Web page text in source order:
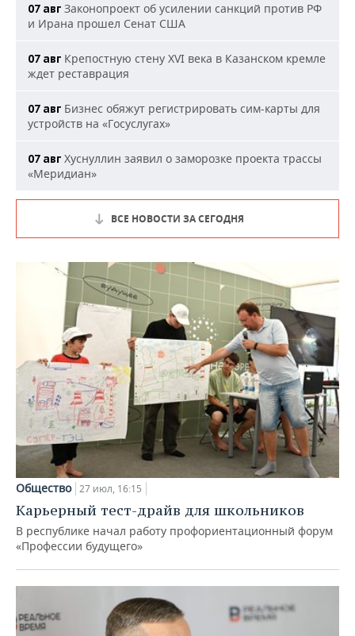
07 авг Законопроект об усилении санкций против РФ
и Ирана прошел Сенат США
07 авг Крепостную стену XVI века в Казанском кремле
ждет реставрация
07 авг Бизнес обяжут регистрировать сим-карты для
устройств на «Госуслугах»
07 авг Хуснуллин заявил о заморозке проекта трассы
«Меридиан»
ВСЕ НОВОСТИ ЗА СЕГОДНЯ
Общество 27 июл, 16:15
Карьерный тест-драйв для школьников
В республике начал работу профориентационный форум
«Профессии будущего»